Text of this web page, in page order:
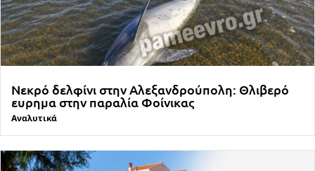
Νεκρό δελφίνι στην Αλεξανδρούπολη: Θλιβερό
ευρημα στην παραλία Φοίνικας
Αναλυτικά